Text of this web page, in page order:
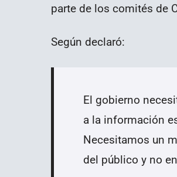
parte de los comités de
Según declaró:
El gobierno
a la información
Necesitamos un
del público y no